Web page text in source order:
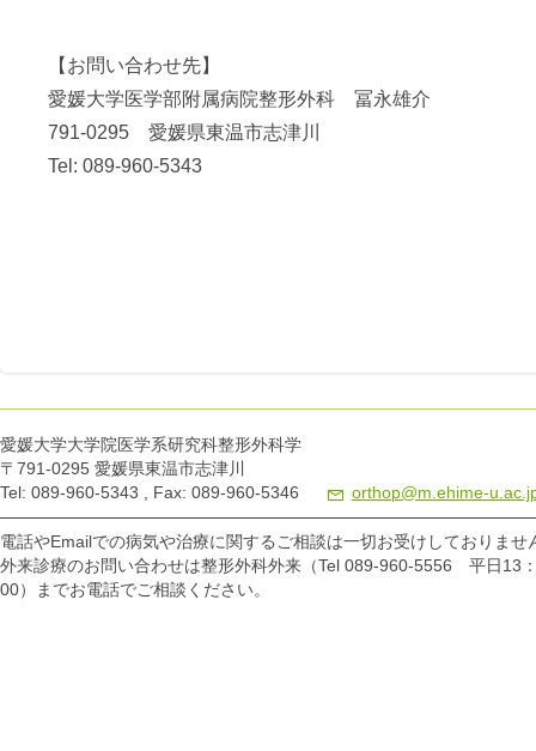
【お問い合わせ先】
愛媛大学医学部附属病院整形外科 冨永雄介
791-0295 愛媛県東温市志津川
Tel: 089-960-5343
愛媛大学大学院医学系研究科整形外科学
〒791-0295 愛媛県東温市志津川
Tel: 089-960-5343 , Fax: 089-960-5346
orthop@m.ehime-
電話やEmailでの病気や治療に関するご相談は一切お受けしておりませ
外来診療のお問い合わせは整形外科外来（Tel 089-960-5556 平日13
00）までお電話でご相談ください。